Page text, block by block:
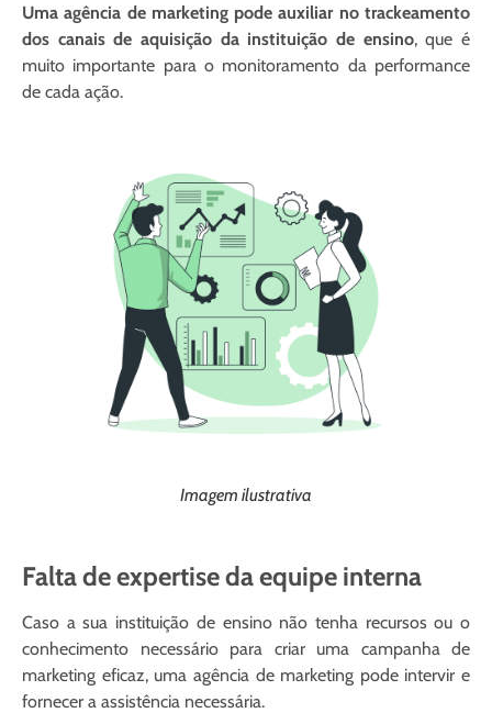
Uma agência de marketing pode auxiliar no trackeamento
dos canais de aquisição da instituição de ensino, que é
muito importante para o monitoramento da performance
de cada ação.
Imagem ilustrativa
Falta de expertise da equipe interna
Caso a sua instituição de ensino não tenha recursos ou o
conhecimento necessário para criar uma campanha de
marketing eficaz, uma agência de marketing pode intervir e
fornecer a assistência necessária.